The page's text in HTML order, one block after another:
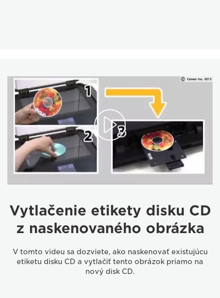
Vytlačenie etikety disku CD
z naskenovaného obrázka
V tomto videu sa dozviete, ako naskenovať existujúcu
etiketu disku CD a vytlačiť tento obrázok priamo na
nový disk CD.